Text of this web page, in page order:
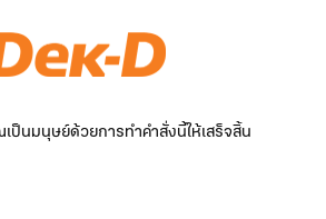
ป็นมนุษย์ด้วยการทำคำสั่งนี้ให้เสร็จสิ้น